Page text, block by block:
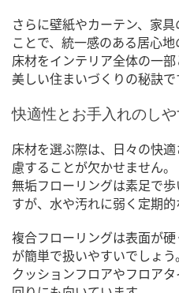
さらに壁紙やカーテン、家
ことで、統一感のある居心地
床材をインテリア全体の一
美しい住まいづくりの秘訣で
快適性とお手入れのしや
床材を選ぶ際は、日々の快
慮することが欠かせません。
無垢フローリングは素足で
すが、水や汚れに弱く定期的
複合フローリングは表面が
が簡単で扱いやすいでしょう。
クッションフロアやフロア